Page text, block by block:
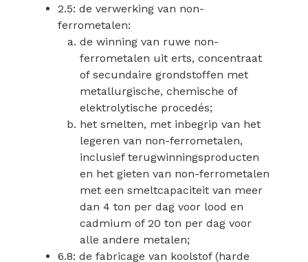
2.5: de verwerking van non-
ferrometalen:
de winning van ruwe non-
ferrometalen uit erts, concentraat
of secundaire grondstoffen met
metallurgische, chemische of
elektrolytische procedés;
het smelten, met inbegrip van het
legeren van non-ferrometalen,
inclusief terugwinningsproducten
en het gieten van non-ferrometalen
met een smeltcapaciteit van meer
dan 4 ton per dag voor lood en
cadmium of 20 ton per dag voor
alle andere metalen;
6.8: de fabricage van koolstof (harde